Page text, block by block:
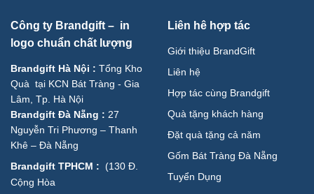
Công ty Brandgift – in
logo chuẩn chất lượng
Brandgift Hà Nội : Tổng Kho
Quà tại KCN Bát Tràng - Gia
Lâm, Tp. Hà Nội
Brandgift Đà Nẵng : 27
Nguyễn Tri Phương – Thanh
Khê – Đà Nẵng
Brandgift TPHCM : (130 Đ.
Cộng Hòa
Liên hê hợp tác
Giới thiệu BrandGift
Liên hệ
Hợp tác cùng Brandgift
Quà tặng khách hàng
Đặt quà tặng cả năm
Gốm Bát Tràng Đà Nẵng
Tuyển Dụng